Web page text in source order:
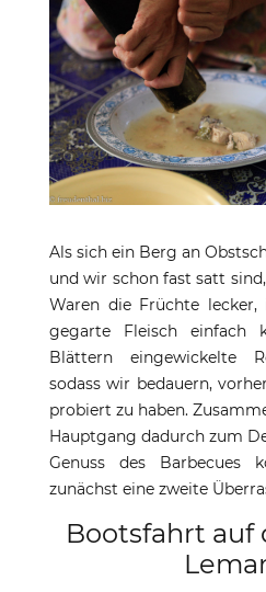
Als sich ein Berg an
und wir schon fast satt
Waren die Früchte
gegarte Fleisch einfach
Blättern eingewickelte
sodass wir bedauern,
probiert zu haben.
Hauptgang dadurch zum
Genuss des Barbecues
zunächst eine zweite
Bootsfahrt auf